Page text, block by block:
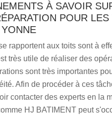
À SAVOIR
POUR
rapportent aux toits sont à
très utile de réaliser des
sont très importantes
Afin de procéder à ces
contacter des experts en la
HJ BATIMENT peut